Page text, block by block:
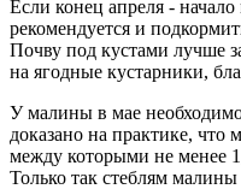
Если конец апреля -
рекомендуется и
Почву под кустами лучше
на ягодные кустарники,
У малины в мае
доказано на практике, что
между которыми не менее
Только так стеблям малины